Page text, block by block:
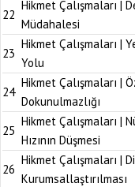
22
Hikmet Çalışmaları |
Müdahalesi
23
Hikmet Çalışmaları |
Yolu
24
Hikmet Çalışmaları |
Dokunulmazlığı
25
Hikmet Çalışmaları |
Hızının Düşmesi
26
Hikmet Çalışmaları |
Kurumsallaştırılması